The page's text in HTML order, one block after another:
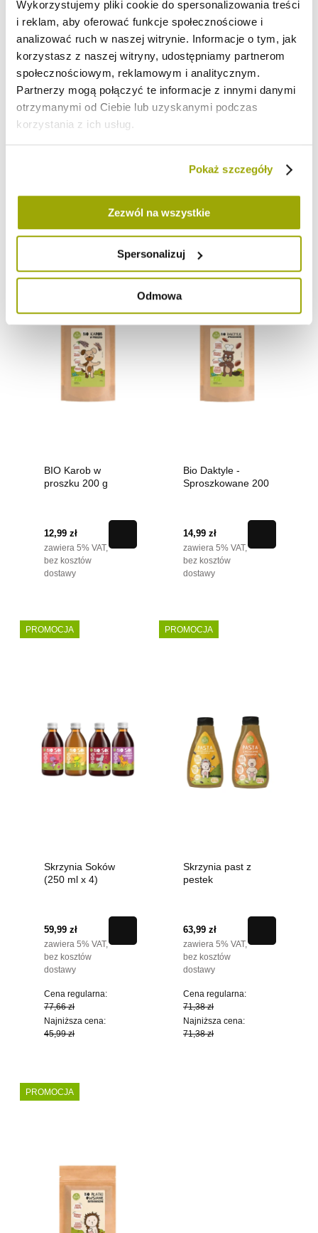
Wykorzystujemy pliki cookie do spersonalizowania treści
i reklam, aby oferować funkcje społecznościowe i
analizować ruch w naszej witrynie. Informacje o tym, jak
korzystasz z naszej witryny, udostępniamy partnerom
społecznościowym, reklamowym i analitycznym.
Partnerzy mogą połączyć te informacje z innymi danymi
otrzymanymi od Ciebie lub uzyskanymi podczas
korzystania z ich usług.
Pokaż szczegóły
Zezwól na wszystkie
Spersonalizuj
Odmowa
Bio Sok Wiśnia
100% 250 ml
BIO Cynamon
cejloński mielony
30 g
bez kosztów
BIO Karob w
proszku 200 g
12,99 zł
zawiera 5% VAT,
bez kosztów
dostawy
Bio Daktyle -
Sproszkowane 200
14,99 zł
zawiera 5% VAT,
bez kosztów
dostawy
Skrzynia Soków
(250 ml x 4)
59,99 zł
zawiera 5% VAT,
bez kosztów
dostawy
Cena regularna:
77,66 zł
Najniższa cena:
45,99 zł
PROMOCJA
Skrzynia past z
pestek
63,99 zł
zawiera 5% VAT,
bez kosztów
dostawy
Cena regularna:
71,38 zł
Najniższa cena:
71,38 zł
PROMOCJA
PROMOCJA